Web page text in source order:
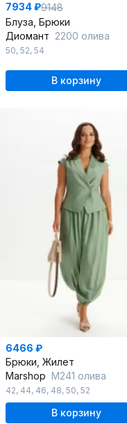
7934 ₽9148
Блуза, Брюки
Диомант 2200 олива
50, 52, 54
В корзину
6466 ₽
Брюки, Жилет
Marshop М241 олива
42, 44, 46, 48, 50, 52
В корзину